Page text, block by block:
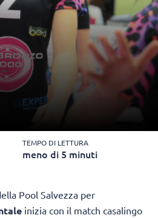
TEMPO DI LETTURA
meno di 5 minuti
Pool Salvezza per
inizia con il match casalingo